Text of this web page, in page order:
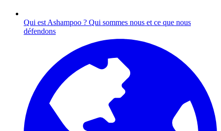
Qui est Ashampoo ? Qui sommes nous et ce que nous
défendons